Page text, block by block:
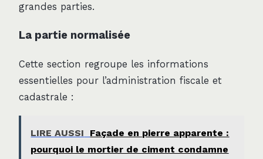
grandes parties.
La partie normalisée
Cette section regroupe les informations
essentielles pour l’administration fiscale et
cadastrale :
LIRE AUSSI
Façade en pierre apparente :
pourquoi le mortier de ciment condamne